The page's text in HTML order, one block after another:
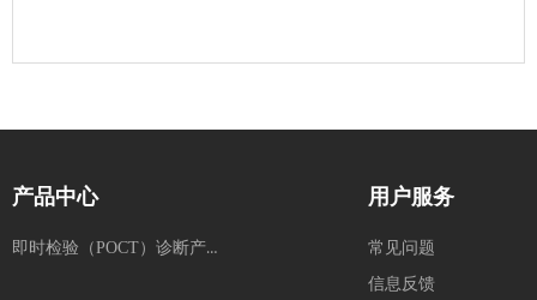
用户服务
常见问题
信息反馈
产品中心
即时检验（POCT）诊断产品